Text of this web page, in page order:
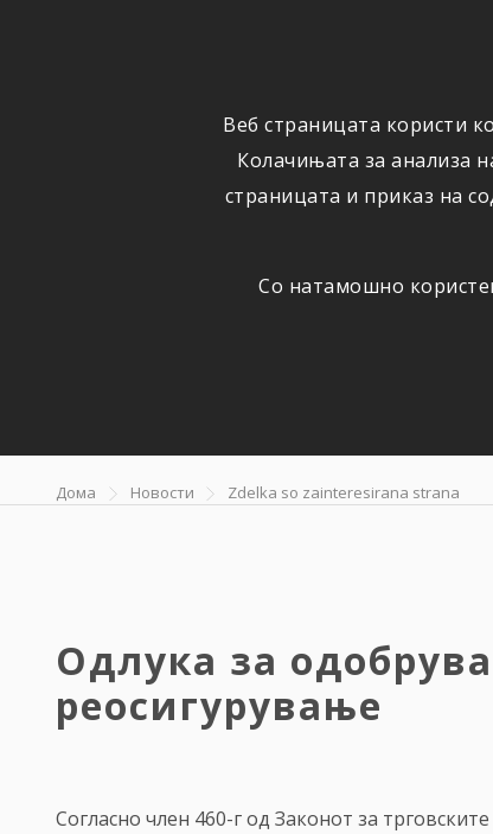
Веб страницата користи
Колачињата за анализа
страницата и приказ на
Со натамошно
ОСИГУРУВАЊЕ
Зделка
Дома Новости Zdelka so zainteresirana strana
Одлука за
реосигурување
Согласно член 460-г од Законот за